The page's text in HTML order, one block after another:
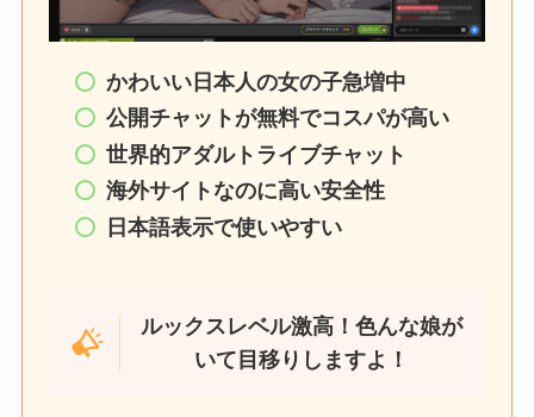
かわいい日本人の女の子急増中
公開チャットが無料でコスパが高い
世界的アダルトライブチャット
海外サイトなのに高い安全性
日本語表示で使いやすい
ルックスレベル激高！色んな娘が
いて目移りしますよ！